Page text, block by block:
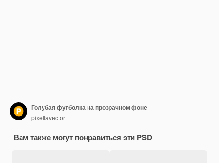
Голубая футболка на прозрачном фоне
pixellavector
Вам также могут понравиться эти PSD